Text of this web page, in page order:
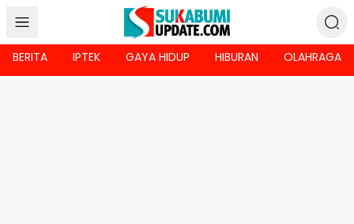
BERITA IPTEK GAYA HIDUP HIBURAN OLAHRAGA